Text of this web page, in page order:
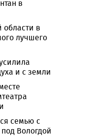
в
области в
лучшего
и с земли
семью с
Вологдой